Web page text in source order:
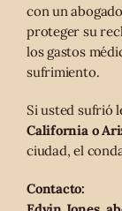
con un
proteger su
los gastos
sufrimiento.
Si usted sufrió
California o
ciudad, el
Contacto: